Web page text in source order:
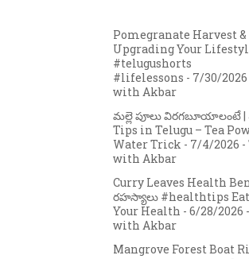
Pomegranate Harvest
Upgrading Your
#telugushorts
#lifelessons - 7/30/2026
with Akbar
మల్లె పూలు విరగబూయాలంటే
Tips in Telugu – Tea
Water Trick - 7/4/2026
with Akbar
Curry Leaves Health
రహస్యాలు #healthtips
Your Health - 6/28/2026
with Akbar
Mangrove Forest Boat